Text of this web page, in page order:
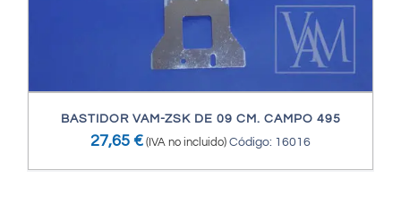
BASTIDOR VAM-ZSK DE 09 CM. CAMPO 495
27,65 € (IVA no incluido) Código: 16016